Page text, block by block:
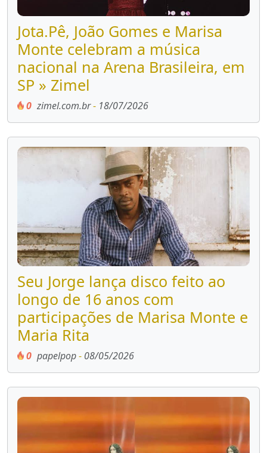
Jota.Pê, João Gomes e Marisa
Monte celebram a música
nacional na Arena Brasileira, em
SP » Zimel
0 zimel.com.br- 18/07/2026
Seu Jorge lança disco feito ao
longo de 16 anos com
participações de Marisa Monte e
Maria Rita
0 papelpop- 08/05/2026